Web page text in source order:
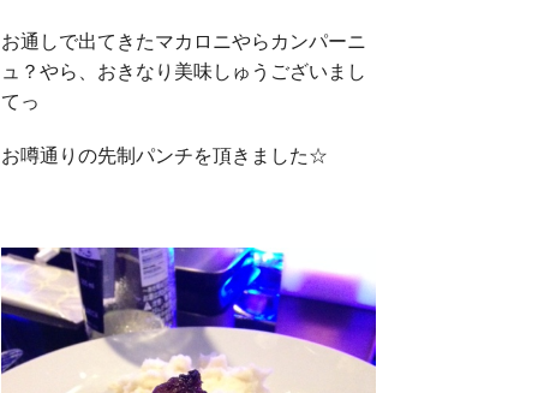
お通しで出てきたマカロニやらカンパーニ
ュ？やら、おきなり美味しゅうございまし
てっ
お噂通りの先制パンチを頂きました☆